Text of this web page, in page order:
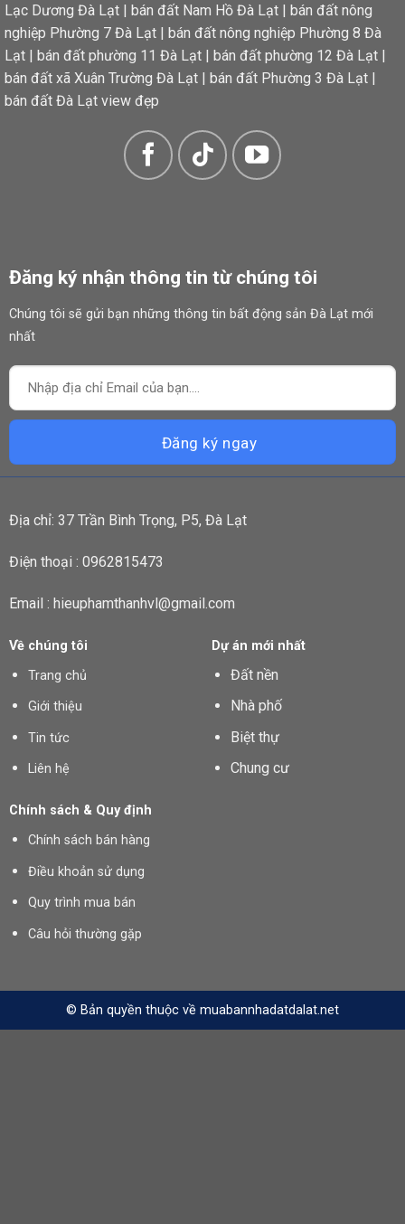
Lạc Dương Đà Lạt | bán đất Nam Hồ Đà Lạt | bán đất nông
nghiệp Phường 7 Đà Lạt | bán đất nông nghiệp Phường 8 Đà
Lạt | bán đất phường 11 Đà Lạt | bán đất phường 12 Đà Lạt |
bán đất xã Xuân Trường Đà Lạt | bán đất Phường 3 Đà Lạt |
bán đất Đà Lạt view đẹp
Đăng ký nhận thông tin từ chúng tôi
Chúng tôi sẽ gửi bạn những thông tin bất động sản Đà Lạt mới
nhất
Địa chỉ: 37 Trần Bình Trọng, P5, Đà Lạt
Điện thoại : 0962815473
Email : hieuphamthanhvl@gmail.com
Về chúng tôi
Trang chủ
Giới thiệu
Tin tức
Liên hệ
Dự án mới nhất
Đất nền
Nhà phố
Biệt thự
Chung cư
Chính sách & Quy định
Chính sách bán hàng
Điều khoản sử dụng
Quy trình mua bán
Câu hỏi thường gặp
© Bản quyền thuộc về muabannhadatdalat.net